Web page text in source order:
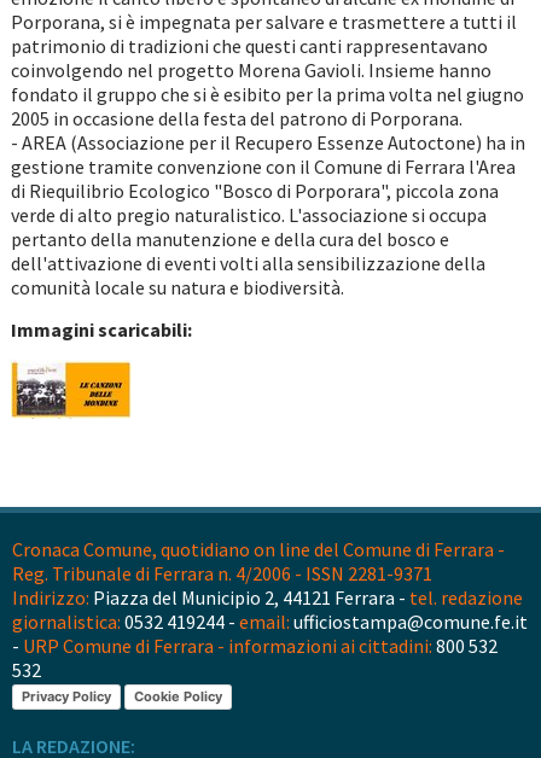
Porporana, si è impegnata per salvare e trasmettere a tutti il
patrimonio di tradizioni che questi canti rappresentavano
coinvolgendo nel progetto Morena Gavioli. Insieme hanno
fondato il gruppo che si è esibito per la prima volta nel giugno
2005 in occasione della festa del patrono di Porporana.
- AREA (Associazione per il Recupero Essenze Autoctone) ha in
gestione tramite convenzione con il Comune di Ferrara l'Area
di Riequilibrio Ecologico "Bosco di Porporara", piccola zona
verde di alto pregio naturalistico. L'associazione si occupa
pertanto della manutenzione e della cura del bosco e
dell'attivazione di eventi volti alla sensibilizzazione della
comunità locale su natura e biodiversità.
Immagini scaricabili:
Cronaca Comune, quotidiano on line del Comune di Ferrara -
Reg. Tribunale di Ferrara n. 4/2006 - ISSN 2281-9371
Indirizzo: Piazza del Municipio 2, 44121 Ferrara - tel. redazione
giornalistica: 0532 419244 - email: ufficiostampa@comune.fe.it
- URP Comune di Ferrara - informazioni ai cittadini: 800 532
532
Privacy Policy Cookie Policy
LA REDAZIONE: